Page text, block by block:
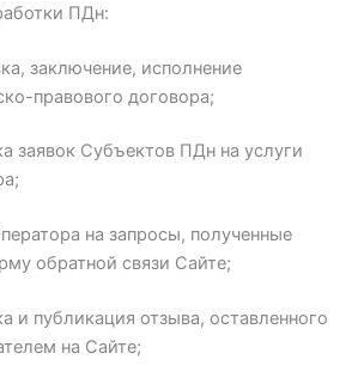
ПДн:
заключение, исполнение
правового договора;
заявок Субъектов ПДн на услуги
на запросы, полученные
обратной связи Сайте;
и публикация отзыва, оставленного
на Сайте;